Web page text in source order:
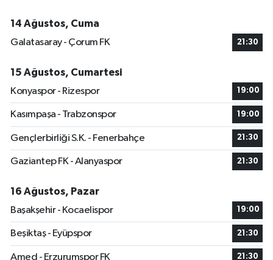
14 Ağustos, Cuma
Galatasaray - Çorum FK
21:30
15 Ağustos, Cumartesi
Konyaspor - Rizespor
19:00
Kasımpaşa - Trabzonspor 19:00
Gençlerbirliği S.K. - Fenerbahçe 21:30
Gaziantep FK - Alanyaspor 21:30
16 Ağustos, Pazar
Başakşehir - Kocaelispor
19:00
Beşiktaş - Eyüpspor 21:30
Amed - Erzurumspor FK 21:30